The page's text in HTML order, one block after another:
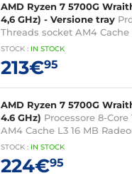
AMD Ryzen 7 5700G
4,6 GHz) - Versione tray
Threads socket AM4 Cache
Vega Graphics 8 7 nm TDP
senza ventola - garanzia
STOCK : IN STOCK
213€95
AMD Ryzen 7 5700G
4.6 GHz) Processore 8-
AM4 Cache L3 16 MB
nm TDP 65W con sistema
(versione box - 3 anni di
STOCK : IN STOCK
224€95